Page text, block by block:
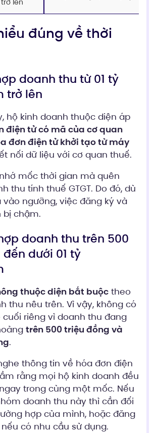
lên
đúng về thời
doanh thu từ 01 tỷ
trở lên
hộ kinh doanh thuộc diện áp
điện tử có mã của cơ quan
đơn điện tử khởi tạo từ máy
nối dữ liệu với cơ quan thuế.
mốc thời gian mà quên
thu tính thuế GTGT. Do đó, dù
ngưỡng, việc đăng ký và
bị chậm.
doanh thu trên 500
dưới 01 tỷ
thuộc diện bắt buộc theo
thu nêu trên. Vì vậy, không có
riêng vì doanh thu đang
trên 500 triệu đồng và
.
thông tin về hóa đơn điện
rằng mọi hộ kinh doanh đều
trong cùng một mốc. Nếu
doanh thu này thì cần đối
hợp của mình, hoặc đăng
có nhu cầu sử dụng.